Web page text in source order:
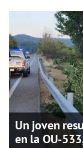
Un joven
en la OU-